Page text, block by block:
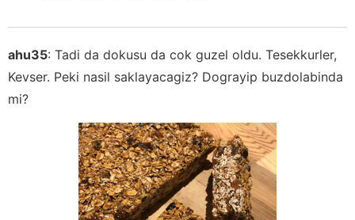
ahu35: Tadi da dokusu da cok guzel oldu. Tesekkurler,
Kevser. Peki nasil saklayacagiz? Dograyip buzdolabinda
mi?